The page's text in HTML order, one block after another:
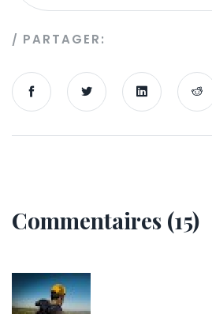
PARTAGER:
Commentaires (15)